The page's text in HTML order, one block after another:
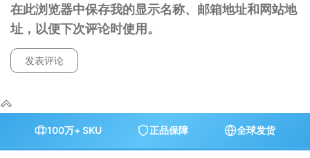
在此浏览器中保存我的显示名称、邮箱地址和网站地
址，以便下次评论时使用。
100万+ SKU 正品保障 全球发货